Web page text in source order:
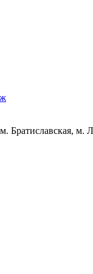
Братиславская, м.